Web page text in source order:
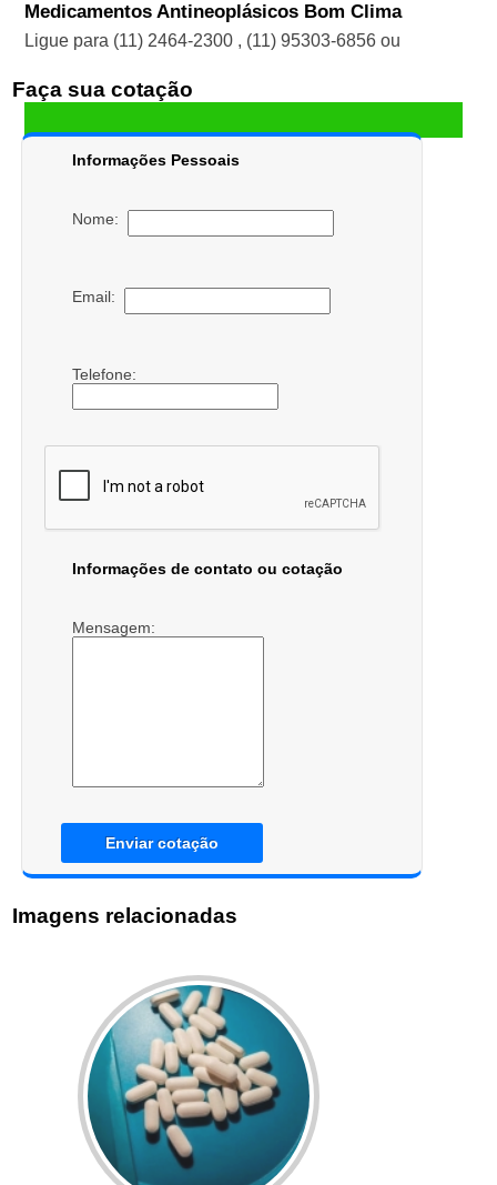
Medicamentos Antineoplásicos Bom Clima
Ligue para (11) 2464-2300 , (11) 95303-6856 ou
Faça sua cotação
Informações Pessoais
Nome:
Email:
Telefone:
Informações de contato ou cotação
Mensagem:
Enviar cotação
Imagens relacionadas